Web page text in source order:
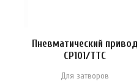
Пневматический привод
CP101/ТТС
Для затворов